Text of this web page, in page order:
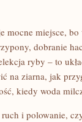
mocne miejsce,
dobranie
ryby – to
na ziarna, jak
kiedy woda
i polowanie,